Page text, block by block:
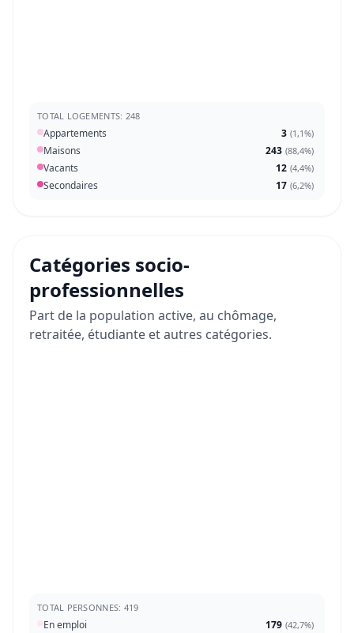
TOTAL LOGEMENTS: 248
Appartements 3 (1,1%)
Maisons 243 (88,4%)
Vacants 12 (4,4%)
Secondaires 17 (6,2%)
Catégories socio-
professionnelles
Part de la population active, au chômage,
retraitée, étudiante et autres catégories.
TOTAL PERSONNES: 419
En emploi 179 (42,7%)